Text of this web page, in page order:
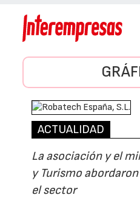
ACTUALIDAD
La asociación y el
y Turismo
el sector